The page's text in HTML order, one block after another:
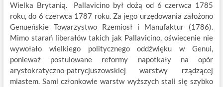
Wielka Brytanią. Pallavicino był dożą od 6 czerwca 1785
roku, do 6 czerwca 1787 roku. Za jego urzędowania założono
Genueńskie Towarzystwo Rzemiosł i Manufaktur (1786).
Mimo starań liberałów takich jak Pallavicino, oświecenie nie
wywołało wielkiego politycznego oddźwięku w Genui,
ponieważ postulowane reformy napotkały na opór
arystokratyczno-patrycjuszowskiej warstwy rządzącej
miastem. Sami członkowie warstw wyższych stali się szybko